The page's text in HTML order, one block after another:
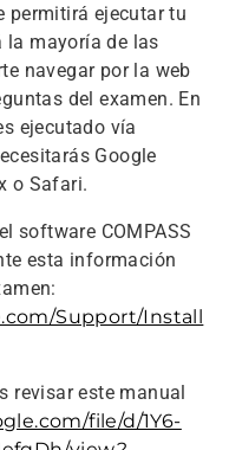
permitirá ejecutar tu
la mayoría de las
navegar por la web
del examen. En
ejecutado vía
Google
o Safari.
software COMPASS
esta información
Support/Install
revisar este manual
file/d/1Y6-